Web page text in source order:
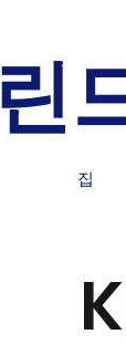
린
집